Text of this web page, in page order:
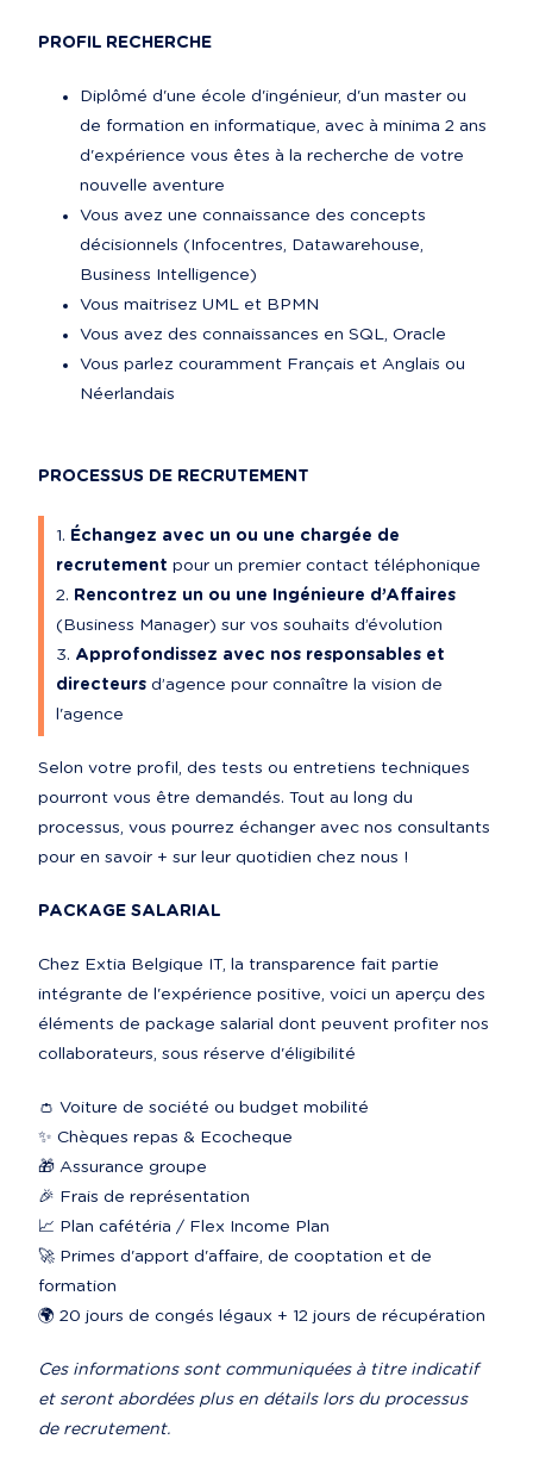
PROFIL RECHERCHE
Diplômé d'une école d'ingénieur, d'un master ou
de formation en informatique, avec à minima 2 ans
d'expérience vous êtes à la recherche de votre
nouvelle aventure
Vous avez une connaissance des concepts
décisionnels (Infocentres, Datawarehouse,
Business Intelligence)
Vous maitrisez UML et BPMN
Vous avez des connaissances en SQL, Oracle
Vous parlez couramment Français et Anglais ou
Néerlandais
PROCESSUS DE RECRUTEMENT
Échangez avec un ou une chargée de
recrutement pour un premier contact téléphonique
Rencontrez un ou une Ingénieure d’Affaires
(Business Manager) sur vos souhaits d’évolution
Approfondissez avec nos responsables et
directeurs d’agence pour connaître la vision de
l'agence
Selon votre profil, des tests ou entretiens techniques
pourront vous être demandés. Tout au long du
processus, vous pourrez échanger avec nos consultants
pour en savoir + sur leur quotidien chez nous !
PACKAGE SALARIAL
Chez Extia Belgique IT, la transparence fait partie
intégrante de l'expérience positive, voici un aperçu des
éléments de package salarial dont peuvent profiter nos
collaborateurs, sous réserve d'éligibilité
👛 Voiture de société ou budget mobilité
✨ Chèques repas & Ecocheque
🎁 Assurance groupe
🎉 Frais de représentation
📈 Plan cafétéria / Flex Income Plan
🚀 Primes d'apport d'affaire, de cooptation et de
formation
🌍 20 jours de congés légaux + 12 jours de récupération
Ces informations sont communiquées à titre indicatif
et seront abordées plus en détails lors du processus
de recrutement.